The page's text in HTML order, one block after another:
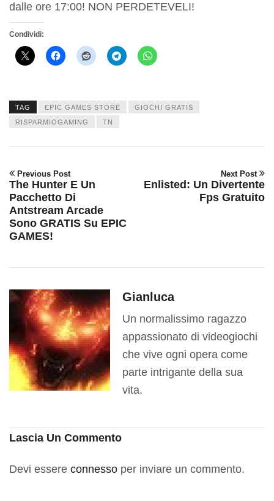
dalle ore 17:00! NON PERDETEVELI!
Condividi:
TAG EPIC GAMES STORE
GIOCHI GRATIS
RISPARMIOGAMING
TN
Previous Post
The Hunter E Un
Pacchetto Di
Antstream Arcade
Sono GRATIS Su EPIC
GAMES!
Next Post
Enlisted: Un Divertente
Fps Gratuito
Gianluca
Un normalissimo ragazzo
appassionato di videogiochi
che vive ogni opera come
parte intrigante della sua
vita.
Lascia Un Commento
Devi essere connesso per inviare un commento.